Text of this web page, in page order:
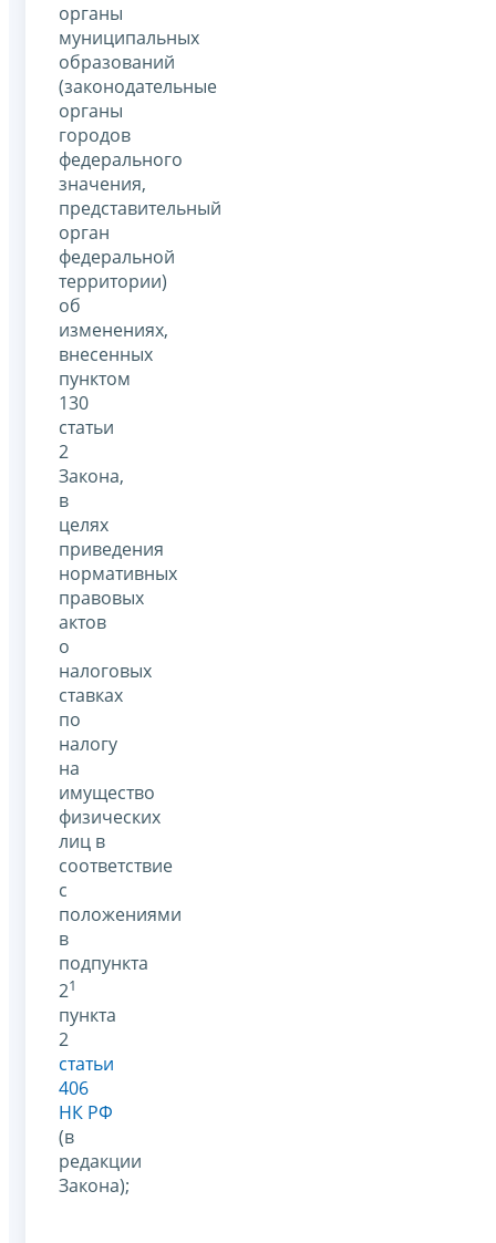
органы
муниципальных
образований
(законодательные
органы
городов
федерального
значения,
представительный
орган
федеральной
территории)
об
изменениях,
внесенных
пунктом
130
статьи
2
Закона,
в
целях
приведения
нормативных
правовых
актов
о
налоговых
ставках
по
налогу
на
имущество
физических
лиц в
соответствие
с
положениями
в
подпункта
21
пункта
2
статьи
406
НК РФ
(в
редакции
Закона);